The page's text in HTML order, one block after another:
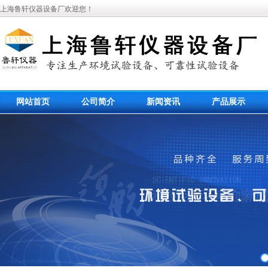
上海鲁轩仪器设备厂欢迎您！
网站首页 公司简介 新闻资讯 产品展示